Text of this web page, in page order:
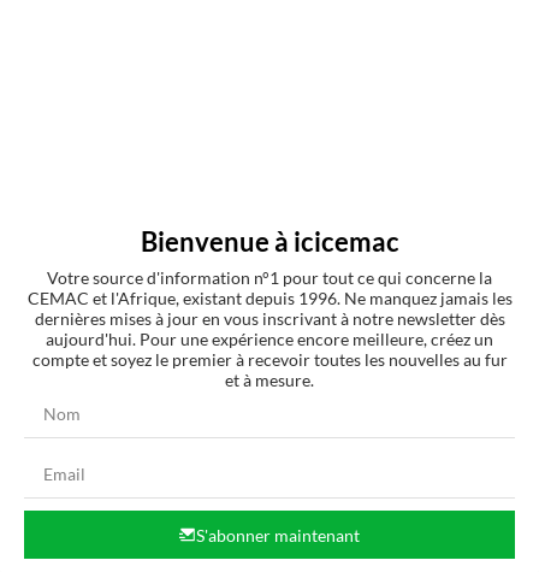
COMMENTAIRES
Bienvenue à icicemac
Votre source d'information n°1 pour tout ce qui concerne la
CEMAC et l'Afrique, existant depuis 1996. Ne manquez jamais les
dernières mises à jour en vous inscrivant à notre newsletter dès
aujourd'hui. Pour une expérience encore meilleure, créez un
compte et soyez le premier à recevoir toutes les nouvelles au fur
et à mesure.
S'abonner maintenant